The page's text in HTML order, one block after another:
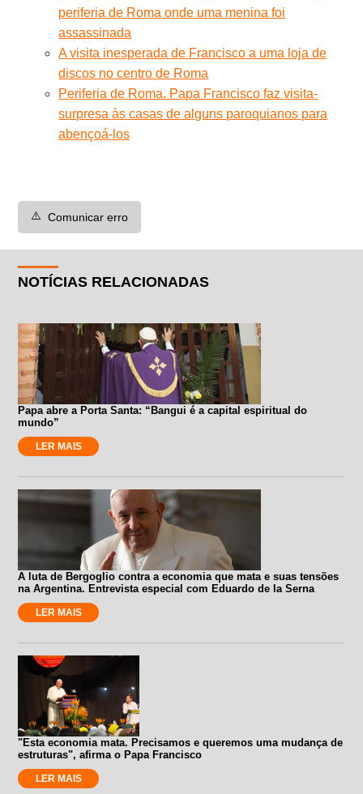
periferia de Roma onde uma menina foi
assassinada
A visita inesperada de Francisco a uma loja de
discos no centro de Roma
Periferia de Roma. Papa Francisco faz visita-
surpresa às casas de alguns paroquianos para
abençoá-los
⚠️ Comunicar erro
NOTÍCIAS RELACIONADAS
Papa abre a Porta Santa: “Bangui é a capital espiritual do
mundo”
LER MAIS
A luta de Bergoglio contra a economia que mata e suas tensões
na Argentina. Entrevista especial com Eduardo de la Serna
LER MAIS
"Esta economia mata. Precisamos e queremos uma mudança de
estruturas", afirma o Papa Francisco
LER MAIS